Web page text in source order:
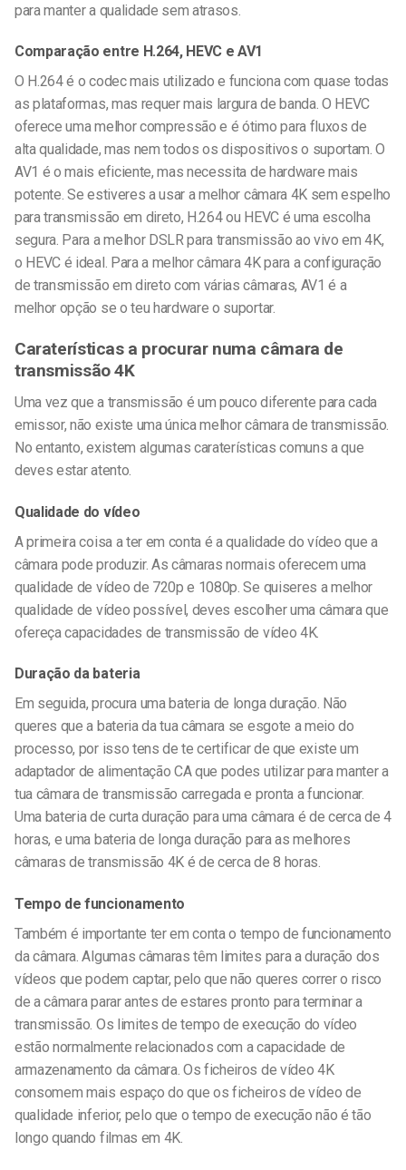
para manter a qualidade sem atrasos.
Comparação entre H.264, HEVC e AV1
O H.264 é o codec mais utilizado e funciona com quase todas
as plataformas, mas requer mais largura de banda. O HEVC
oferece uma melhor compressão e é ótimo para fluxos de
alta qualidade, mas nem todos os dispositivos o suportam. O
AV1 é o mais eficiente, mas necessita de hardware mais
potente. Se estiveres a usar a melhor câmara 4K sem espelho
para transmissão em direto, H.264 ou HEVC é uma escolha
segura. Para a melhor DSLR para transmissão ao vivo em 4K,
o HEVC é ideal. Para a melhor câmara 4K para a configuração
de transmissão em direto com várias câmaras, AV1 é a
melhor opção se o teu hardware o suportar.
Caraterísticas a procurar numa câmara de
transmissão 4K
Uma vez que a transmissão é um pouco diferente para cada
emissor, não existe uma única melhor câmara de transmissão.
No entanto, existem algumas caraterísticas comuns a que
deves estar atento.
Qualidade do vídeo
A primeira coisa a ter em conta é a qualidade do vídeo que a
câmara pode produzir. As câmaras normais oferecem uma
qualidade de vídeo de 720p e 1080p. Se quiseres a melhor
qualidade de vídeo possível, deves escolher uma câmara que
ofereça capacidades de transmissão de vídeo 4K.
Duração da bateria
Em seguida, procura uma bateria de longa duração. Não
queres que a bateria da tua câmara se esgote a meio do
processo, por isso tens de te certificar de que existe um
adaptador de alimentação CA que podes utilizar para manter a
tua câmara de transmissão carregada e pronta a funcionar.
Uma bateria de curta duração para uma câmara é de cerca de 4
horas, e uma bateria de longa duração para as melhores
câmaras de transmissão 4K é de cerca de 8 horas.
Tempo de funcionamento
Também é importante ter em conta o tempo de funcionamento
da câmara. Algumas câmaras têm limites para a duração dos
vídeos que podem captar, pelo que não queres correr o risco
de a câmara parar antes de estares pronto para terminar a
transmissão. Os limites de tempo de execução do vídeo
estão normalmente relacionados com a capacidade de
armazenamento da câmara. Os ficheiros de vídeo 4K
consomem mais espaço do que os ficheiros de vídeo de
qualidade inferior, pelo que o tempo de execução não é tão
longo quando filmas em 4K.